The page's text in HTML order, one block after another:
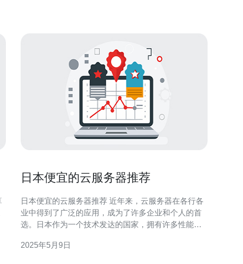
日本便宜的云服务器推荐
日本便宜的云服务器推荐 近年来，云服务器在各行各
业中得到了广泛的应用，成为了许多企业和个人的首
选。日本作为一个技术发达的国家，拥有许多性能优
家在日本便宜的云服务器提供商。 1. Sakura Cloud 2.
2025年5月9日